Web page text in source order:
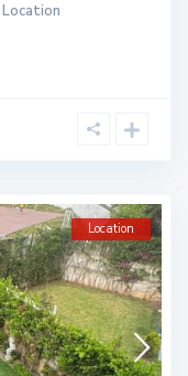
Location
Location